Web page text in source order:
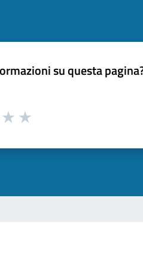
su questa